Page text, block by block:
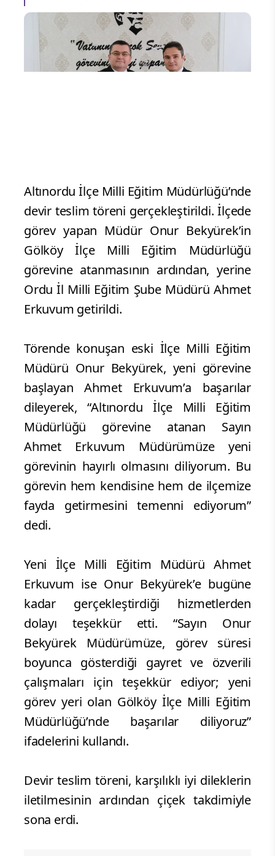
Altınordu İlçe Milli Eğitim Müdürlüğü’nde
devir teslim töreni gerçekleştirildi. İlçede
görev yapan Müdür Onur Bekyürek’in
Gölköy İlçe Milli Eğitim Müdürlüğü
görevine atanmasının ardından, yerine
Ordu İl Milli Eğitim Şube Müdürü Ahmet
Erkuvum getirildi.
Törende konuşan eski İlçe Milli Eğitim
Müdürü Onur Bekyürek, yeni görevine
başlayan Ahmet Erkuvum’a başarılar
dileyerek, “Altınordu İlçe Milli Eğitim
Müdürlüğü görevine atanan Sayın
Ahmet Erkuvum Müdürümüze yeni
görevinin hayırlı olmasını diliyorum. Bu
görevin hem kendisine hem de ilçemize
fayda getirmesini temenni ediyorum”
dedi.
Yeni İlçe Milli Eğitim Müdürü Ahmet
Erkuvum ise Onur Bekyürek’e bugüne
kadar gerçekleştirdiği hizmetlerden
dolayı teşekkür etti. “Sayın Onur
Bekyürek Müdürümüze, görev süresi
boyunca gösterdiği gayret ve özverili
çalışmaları için teşekkür ediyor; yeni
görev yeri olan Gölköy İlçe Milli Eğitim
Müdürlüğü’nde başarılar diliyoruz”
ifadelerini kullandı.
Devir teslim töreni, karşılıklı iyi dileklerin
iletilmesinin ardından çiçek takdimiyle
sona erdi.